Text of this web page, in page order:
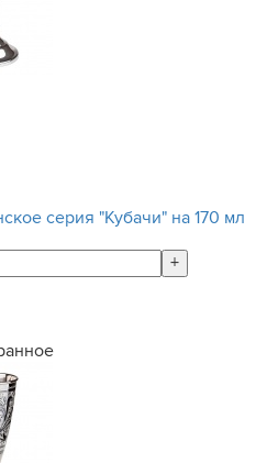
серия "Кубачи" на 170 мл
+